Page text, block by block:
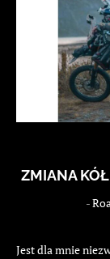
ZMIANA
-
Jest dla mnie